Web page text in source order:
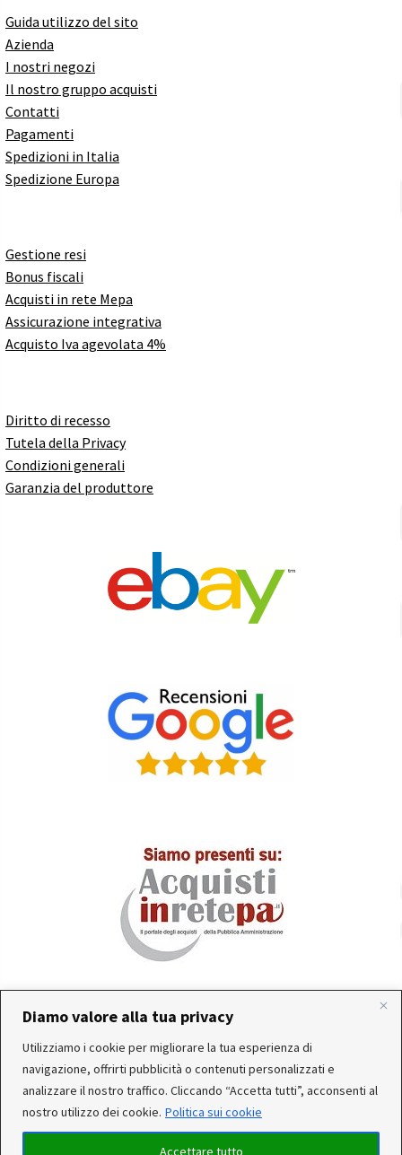
Diamo valore alla tua privacy
Utilizziamo i cookie per migliorare la tua esperienza di
navigazione, offrirti pubblicità o contenuti personalizzati e
analizzare il nostro traffico. Cliccando “Accetta tutti”, acconsenti al
nostro utilizzo dei cookie. Politica sui cookie
Accettare tutto
In occasione delle FERIE ESTIVE, alcune aziende
produttrici e corrieri potrebbero sospendere o rallentare
temporaneamente le attività. Per questo motivo, gli
ordini di alcuni reparti (Utensileria - Ferramenta - arredo)
ricevuti, potrebbero essere CONSEGNATI DOPO IL 25-08-
Guida utilizzo del sito
Azienda
I nostri negozi
Il nostro gruppo acquisti
Contatti
Pagamenti
Spedizioni in Italia
Spedizione Europa
Gestione resi
Bonus fiscali
Acquisti in rete Mepa
Assicurazione integrativa
Acquisto Iva agevolata 4%
Diritto di recesso
Tutela della Privacy
Condizioni generali
Garanzia del produttore
Servizio clienti attivo: Da Lunedì a Venerdì dalle 10:30 alle
12:30 e dalle 15:30 alle 17:30